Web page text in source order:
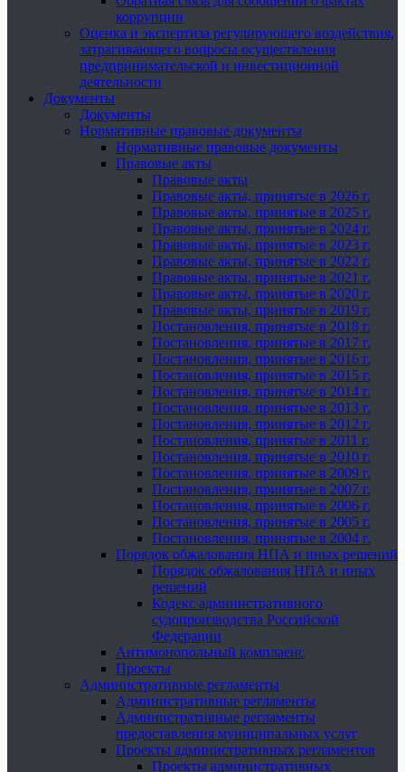
коррупции
Оценка и экспертиза регулирующего воздействия,
затрагивающего вопросы осуществления
предпринимательской и инвестиционной
деятельности
Документы
Документы
Нормативные правовые документы
Нормативные правовые документы
Правовые акты
Правовые акты
Правовые акты, принятые в 2026 г.
Правовые акты, принятые в 2025 г.
Правовые акты, принятые в 2024 г.
Правовые акты, принятые в 2023 г.
Правовые акты, принятые в 2022 г.
Правовые акты, принятые в 2021 г.
Правовые акты, принятые в 2020 г.
Правовые акты, принятые в 2019 г.
Постановления, принятые в 2018 г.
Постановления, принятые в 2017 г.
Постановления, принятые в 2016 г.
Постановления, принятые в 2015 г.
Постановления, принятые в 2014 г.
Постановления, принятые в 2013 г.
Постановления, принятые в 2012 г.
Постановления, принятые в 2011 г.
Постановления, принятые в 2010 г.
Постановления, принятые в 2009 г.
Постановления, принятые в 2007 г.
Постановления, принятые в 2006 г.
Постановления, принятые в 2005 г.
Постановления, принятые в 2004 г.
Порядок обжалования НПА и иных решений
Порядок обжалования НПА и иных
решений
Кодекс административного
судопроизводства Российской
Федерации
Антимонопольный комплаенс
Проекты
Административные регламенты
Административные регламенты
Административные регламенты
предоставления муниципальных услуг
Проекты административных регламентов
Проекты административных